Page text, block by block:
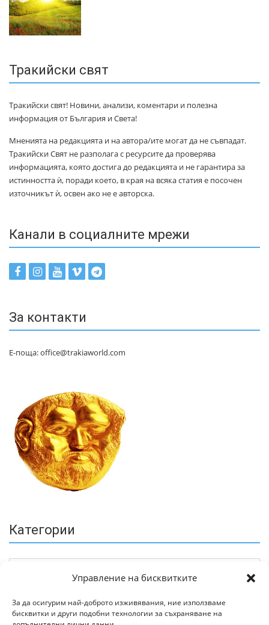
Управление на бисквитките
За да осигурим най-доброто изживявания, ние използваме
бисквитки и други подобни технологии за съхраняване на
Тракийски свят
Тракийски свят! Новини, анализи, коментари и полезна
информация от България и Света!
Мненията на редакцията и на автора/ите могат да не съвпадат.
Тракийски Свят не разполага с ресурсите да проверява
информацията, която достига до редакцията и не гарантира за
истинността ѝ, поради което, в края на всяка статия е посочен
източникът ѝ, освен ако не е авторска.
Канали в социалните мрежи
За контакти
Е-поща: office@trakiaworld.com
Категории
Архив